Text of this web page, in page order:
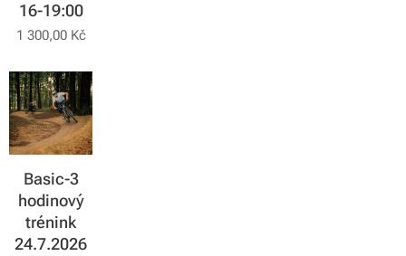
16-19:00
1 300,00Kč
Basic-3
hodinový
trénink
24.7.2026